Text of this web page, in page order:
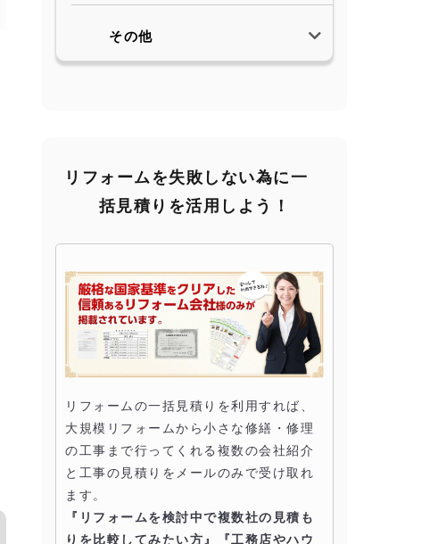
その他
リフォームを失敗しない為に一
括見積りを活用しよう！
リフォームの一括見積りを利用すれば、
大規模リフォームから小さな修繕・修理
の工事まで行ってくれる複数の会社紹介
と工事の見積りをメールのみで受け取れ
ます。
『リフォームを検討中で複数社の見積も
りを比較してみたい方』『工務店やハウ